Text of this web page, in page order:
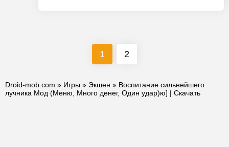
1 2
Droid-mob.com » Игры » Экшен » Воспитание сильнейшего
лучника Мод (Меню, Много денег, Один удар)ю] | Скачать